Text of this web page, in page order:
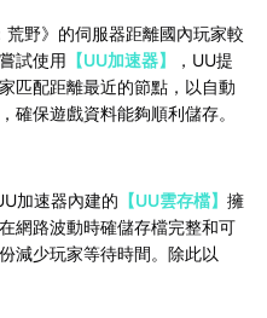
荒野》的伺服器距離國內玩家較
試使用 【UU加速器】
，UU提
匹配距離最近的節點，以自動
確保遊戲資料能夠順利儲存。
加速器內建的 【UU雲存檔】 擁
網路波動時確儲存檔完整和可
減少玩家等待時間。除此以